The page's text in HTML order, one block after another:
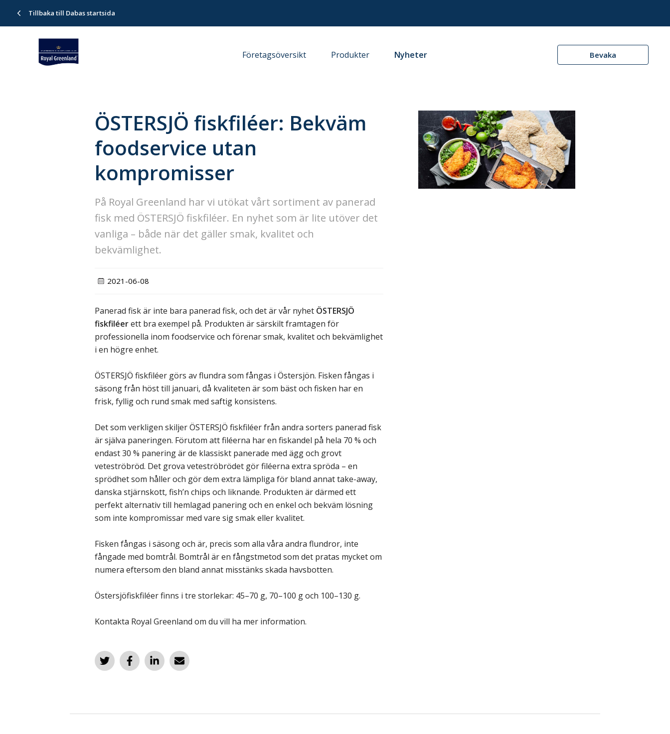
Tillbaka till Dabas startsida
Företagsöversikt Produkter Nyheter Bevaka
ÖSTERSJÖ fiskfiléer: Bekväm
foodservice utan
kompromisser
På Royal Greenland har vi utökat vårt sortiment av panerad
fisk med ÖSTERSJÖ fiskfiléer. En nyhet som är lite utöver det
vanliga – både när det gäller smak, kvalitet och
bekvämlighet.
2021-06-08
Panerad fisk är inte bara panerad fisk, och det är vår nyhet ÖSTERSJÖ
fiskfiléerett bra exempel på. Produkten är särskilt framtagen för
professionella inom foodservice och förenar smak, kvalitet och bekvämlighet
i en högre enhet.
ÖSTERSJÖ fiskfiléer görs av flundra som fångas i Östersjön. Fisken fångas i
säsong från höst till januari, då kvaliteten är som bäst och fisken har en
frisk, fyllig och rund smak med saftig konsistens.
Det som verkligen skiljer ÖSTERSJÖ fiskfiléer från andra sorters panerad fisk
är själva paneringen. Förutom att filéerna har en fiskandel på hela 70 % och
endast 30 % panering är de klassiskt panerade med ägg och grovt
veteströbröd. Det grova veteströbrödet gör filéerna extra spröda – en
sprödhet som håller och gör dem extra lämpliga för bland annat take-away,
danska stjärnskott, fish’n chips och liknande. Produkten är därmed ett
perfekt alternativ till hemlagad panering och en enkel och bekväm lösning
som inte kompromissar med vare sig smak eller kvalitet.
Fisken fångas i säsong och är, precis som alla våra andra flundror, inte
fångade med bomtrål. Bomtrål är en fångstmetod som det pratas mycket om
numera eftersom den bland annat misstänks skada havsbotten.
Östersjöfiskfiléer finns i tre storlekar: 45–70 g, 70–100 g och 100–130 g.
Kontakta Royal Greenland om du vill ha mer information.